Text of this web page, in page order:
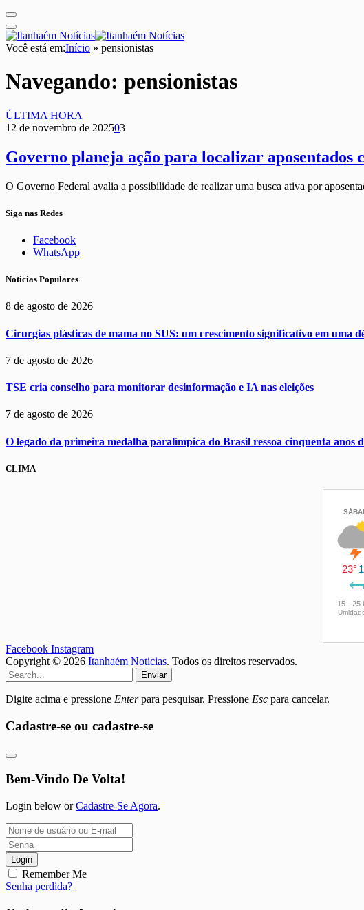
Você está em:Início » pensionistas
Navegando: pensionistas
ÚLTIMA HORA
12 de novembro de 202503
Governo planeja ação para localizar aposentados
O Governo Federal avalia a possibilidade de realizar uma busca ativa por
Siga nas Redes
Facebook
WhatsApp
Noticias Populares
8 de agosto de 2026
Cirurgias plásticas de mama no SUS: um crescimento significativo em uma
7 de agosto de 2026
TSE cria conselho para monitorar desinformação e IA nas eleições
7 de agosto de 2026
O legado da primeira medalha paralímpica do Brasil ressoa cinquenta anos
CLIMA
Facebook Instagram
Copyright © 2026 Itanhaém Noticias. Todos os direitos reservados.
Enviar
Digite acima e pressione Enterpara pesquisar. Pressione Esc para cancelar.
Cadastre-se ou cadastre-se
Bem-Vindo De Volta!
Login below orCadastre-Se Agora.
Login
Remember Me
Senha perdida?